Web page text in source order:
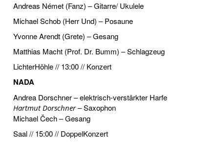
Andreas Német (Fanz) – Gitarre/ Ukulele
Michael Schob (Herr Und) – Posaune
Yvonne Arendt (Grete) – Gesang
Matthias Macht (Prof. Dr. Bumm) – Schlagzeug
LichterHöhle // 13:00 // Konzert
NADA
Andrea Dorschner – elektrisch-verstärkter Harfe
Hartmut Dorschner– Saxophon
Michael Čech – Gesang
Saal // 15:00 // DoppelKonzert